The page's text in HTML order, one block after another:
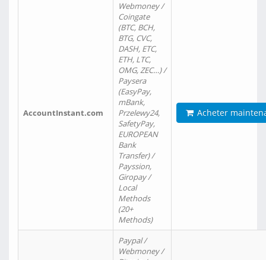
AccountInstant.com
Webmoney /
Coingate
(BTC, BCH,
BTG, CVC,
DASH, ETC,
ETH, LTC,
OMG, ZEC…) /
Paysera
(EasyPay,
mBank,
Przelewy24,
SafetyPay,
EUROPEAN
Bank
Transfer) /
Payssion,
Giropay /
Local
Methods
(20+
Methods)
Acheter
Paypal /
Webmoney /